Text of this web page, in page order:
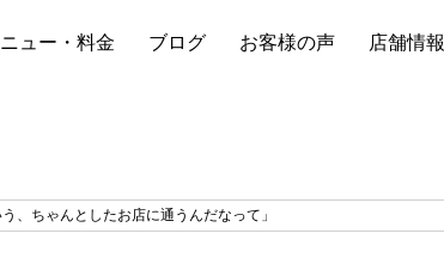
ニュー・料金 ブログ お客様の声 店舗情報
、ちゃんとしたお店に通うんだなって」